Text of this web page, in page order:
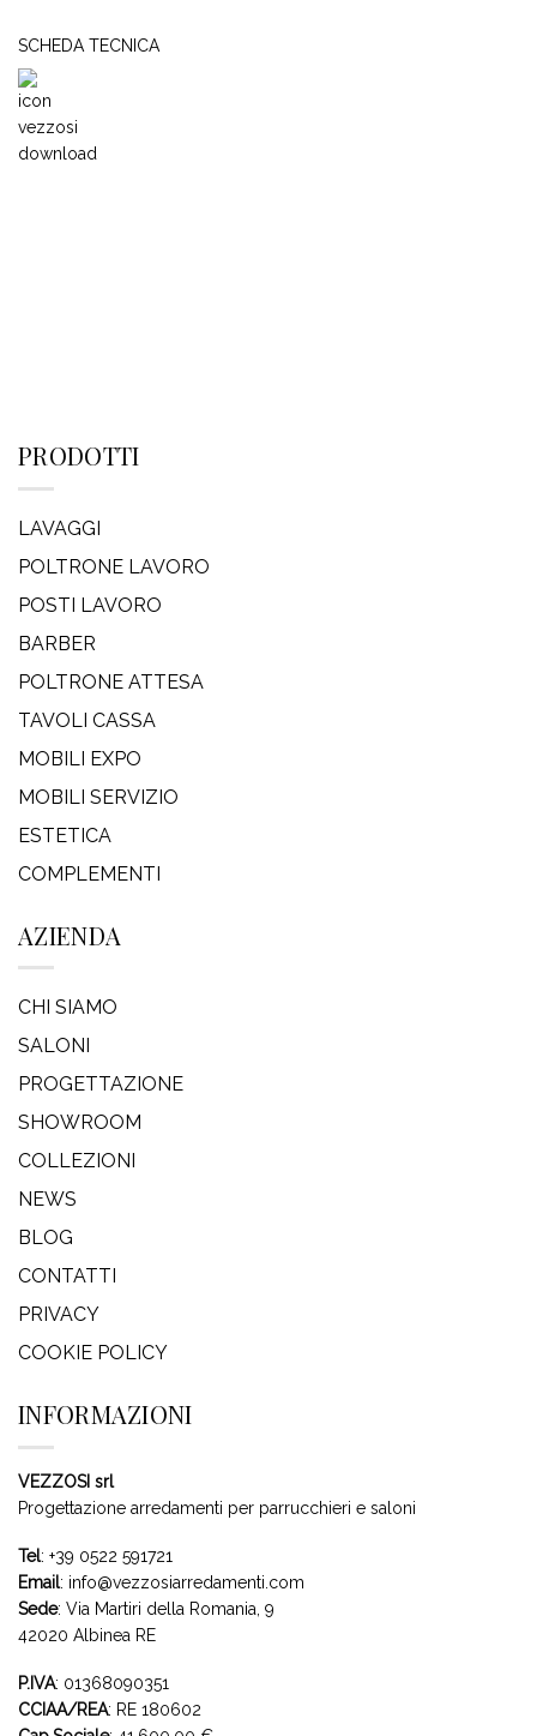
SCHEDA TECNICA
PRODOTTI
LAVAGGI
POLTRONE LAVORO
POSTI LAVORO
BARBER
POLTRONE ATTESA
TAVOLI CASSA
MOBILI EXPO
MOBILI SERVIZIO
ESTETICA
COMPLEMENTI
AZIENDA
CHI SIAMO
SALONI
PROGETTAZIONE
SHOWROOM
COLLEZIONI
NEWS
BLOG
CONTATTI
PRIVACY
COOKIE POLICY
INFORMAZIONI
VEZZOSI srl
Progettazione arredamenti per parrucchieri e saloni
Tel: +39 0522 591721
Email: info@vezzosiarredamenti.com
Sede: Via Martiri della Romania, 9
42020 Albinea RE
P.IVA: 01368090351
CCIAA/REA: RE 180602